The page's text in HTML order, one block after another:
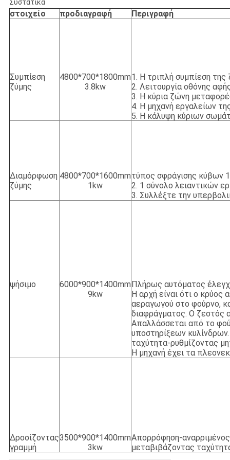
Συστατικά
στοιχείο προδιαγραφή Περιγραφή
Συμπίεση
ζύμης
4800*700*1800mm
3.8kw
1. Η τριπλή συμπίεση της
2. Λειτουργία οθόνης
3. Η κύρια ζώνη
4. Η μηχανή εργαλείων
5. Η κάλυψη κύριων
Διαμόρφωση
ζύμης
4800*700*1600mm
1kw
τύπος σφράγισης κύβων
2. 1 σύνολο λειαντικών
3. Συλλέξτε την
ψήσιμο
6000*900*1400mm
9kw
Πλήρως αυτόματος
Η αρχή είναι ότι ο κρύος
αεραγωγού στο φούρνο,
διαφράγματος. Ο ζεστός
Απαλλάσσεται από το
υποστηρίξεων
ταχύτητα-ρυθμίζοντας
Η μηχανή έχει τα
Δροσίζοντας
γραμμή
3500*900*1400mm
3kw
Απορρόφηση-
μεταβιβάζοντας